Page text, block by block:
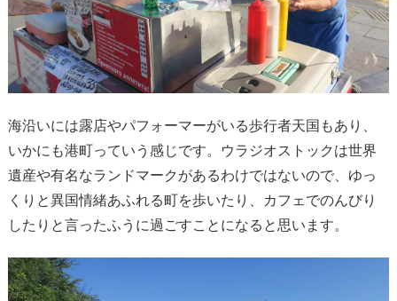
海沿いには露店やパフォーマーがいる歩行者天国もあり、
いかにも港町っていう感じです。ウラジオストックは世界
遺産や有名なランドマークがあるわけではないので、ゆっ
くりと異国情緒あふれる町を歩いたり、カフェでのんびり
したりと言ったふうに過ごすことになると思います。